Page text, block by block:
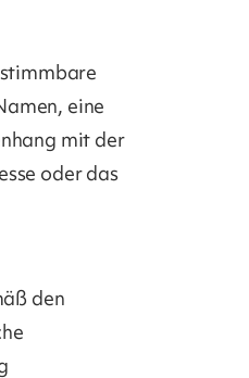
eine
mit der
oder das
den